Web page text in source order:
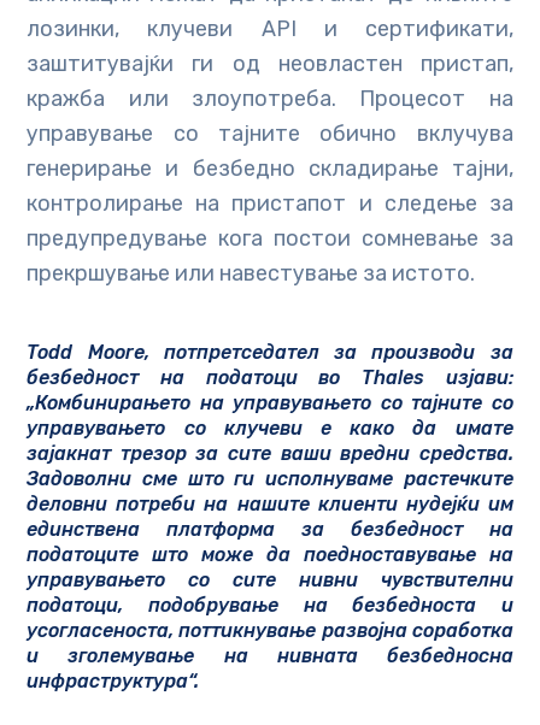
лозинки, клучеви API и сертификати,
заштитувајќи ги од неовластен пристап,
кражба или злоупотреба. Процесот на
управување со тајните обично вклучува
генерирање и безбедно складирање тајни,
контролирање на пристапот и следење за
предупредување кога постои сомневање за
прекршување или навестување за истото.
Todd Moore, потпретседател за производи за
безбедност на податоци во Thales изјави:
„Комбинирањето на управувањето со тајните со
управувањето со клучеви е како да имате
зајакнат трезор за сите ваши вредни средства.
Задоволни сме што ги исполнуваме растечките
деловни потреби на нашите клиенти нудејќи им
единствена платформа за безбедност на
податоците што може да поедноставување на
управувањето со сите нивни чувствителни
податоци, подобрување на безбедноста и
усогласеноста, поттикнување развојна соработка
и зголемување на нивната безбедносна
инфраструктура“.